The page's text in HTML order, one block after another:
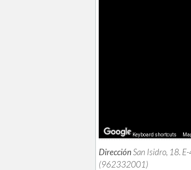
Keyboard shortcuts
DirecciónSan Isidro, 18.
(962332001)